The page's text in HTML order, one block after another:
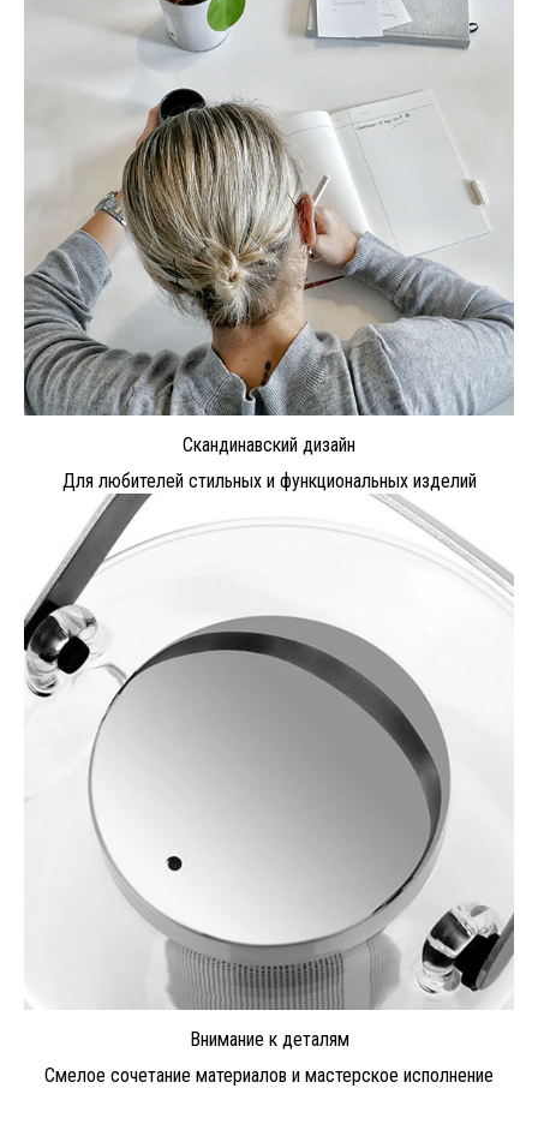
Скандинавский дизайн
Для любителей стильных и функциональных изделий
Внимание к деталям
Смелое сочетание материалов и мастерское исполнение